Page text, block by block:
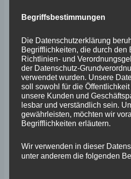
Archiv
April 2026
März 2026
Februar 2026
Januar 2026
Dezember 2025
Oktober 2025
Begriffsbestimmungen
Die Datenschutzerklärung
Begrifflichkeiten, die durch den
Richtlinien- und
der Datenschutz-
verwendet wurden. Unsere
soll sowohl für die
unsere Kunden und
lesbar und verständlich sein.
gewährleisten, möchten wir
Begrifflichkeiten erläutern.
Wir verwenden in dieser
unter anderem die folgenden